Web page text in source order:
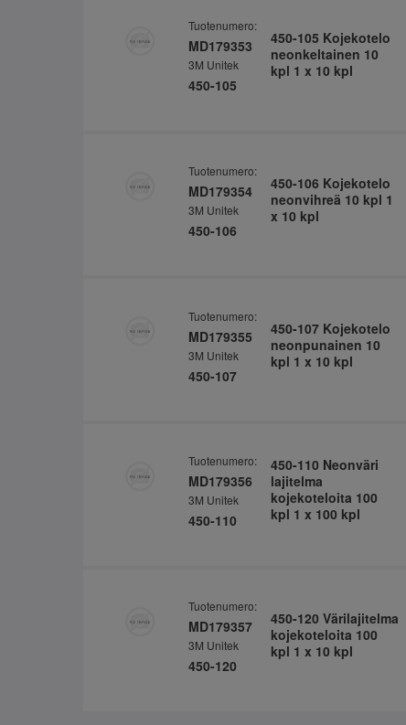
Tuotenumero:
MD179353
3M Unitek
450-105
450-105 Kojekotelo
neonkeltainen 10
kpl 1 x 10 kpl
Tuotenumero:
MD179354
3M Unitek
450-106
450-106 Kojekotelo
neonvihreä 10 kpl 1
x 10 kpl
Tuotenumero:
MD179355
3M Unitek
450-107
450-107 Kojekotelo
neonpunainen 10
kpl 1 x 10 kpl
Tuotenumero:
MD179356
3M Unitek
450-110
450-110 Neonväri
lajitelma
kojekoteloita 100
kpl 1 x 100 kpl
Tuotenumero:
MD179357
3M Unitek
450-120
450-120 Värilajitelma
kojekoteloita 100
kpl 1 x 10 kpl